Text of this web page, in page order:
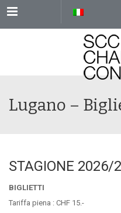
Menu
Lugano –
STAGIONE 2026/
BIGLIETTI
Tariffa piena : CHF 15.-